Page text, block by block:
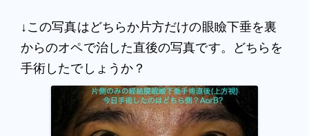
↓この写真はどちらか片方だけの眼瞼下垂を裏
からのオペで治した直後の写真です。どちらを
手術したでしょうか？